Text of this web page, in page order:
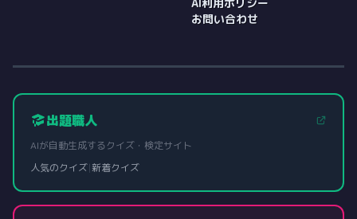
お問い合わせ
出題職人
AIが自動生成するクイズ・検定サイト
人気のクイズ|新着クイズ